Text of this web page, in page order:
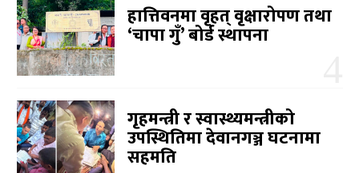
हात्तिवनमा वृहत् वृक्षारोपण तथा
‘चापा गुँ’ बोर्ड स्थापना
गृहमन्त्री र स्वास्थ्यमन्त्रीको
उपस्थितिमा देवानगञ्ज घटनामा
सहमति